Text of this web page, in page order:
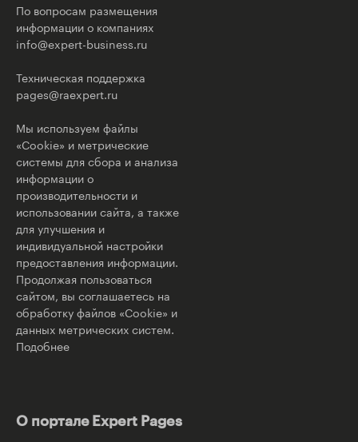
По вопросам размещения
информации о компаниях
info@expert-business.ru
Техническая поддержка
pages@raexpert.ru
Мы используем файлы
«Cookie» и метрические
системы для сбора и анализа
информации о
производительности и
использовании сайта, а также
для улучшения и
индивидуальной настройки
предоставления информации.
Продолжая пользоваться
сайтом, вы соглашаетесь на
обработку файлов «Cookie» и
данных метрических систем.
Подобнее
О портале Expert Pages